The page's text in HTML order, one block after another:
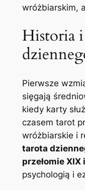
wróżbiarskim,
Historia
Pierwsze
sięgają
kiedy karty
czasem tarot
wróżbiarskie i
tarota
przełomie XIX
psychologią i